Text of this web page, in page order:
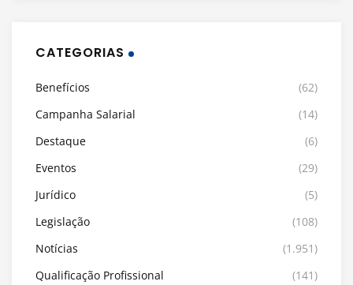
CATEGORIAS
Benefícios
(62)
Campanha Salarial
(14)
Destaque
(6)
Eventos
(29)
Jurídico
(5)
Legislação
(108)
Notícias
(1.951)
Qualificação Profissional
(141)